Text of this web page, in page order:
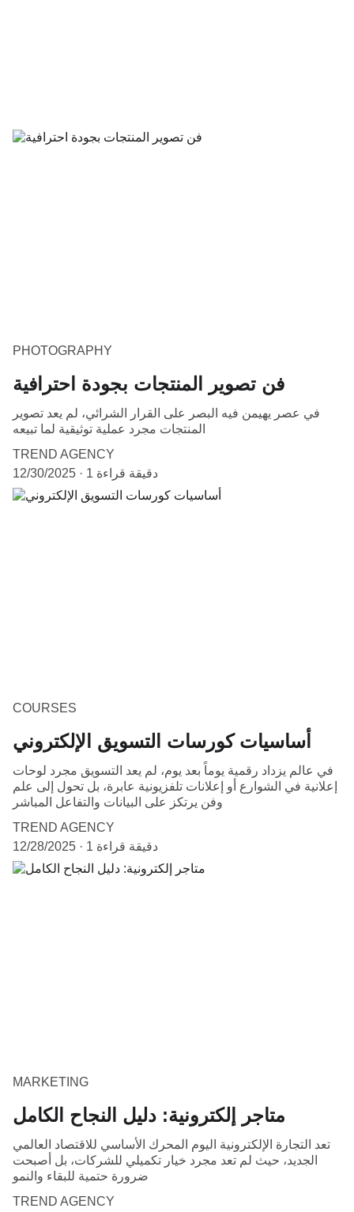
PHOTOGRAPHY
فن تصوير المنتجات بجودة احترافية
في عصر يهيمن فيه البصر على القرار الشرائي، لم يعد تصوير
المنتجات مجرد عملية توثيقية لما تبيعه
TREND AGENCY
12/30/2025
1 دقيقة قراءة
COURSES
أساسيات كورسات التسويق الإلكتروني
في عالم يزداد رقمية يوماً بعد يوم، لم يعد التسويق مجرد لوحات
إعلانية في الشوارع أو إعلانات تلفزيونية عابرة، بل تحول إلى علم
وفن يرتكز على البيانات والتفاعل المباشر
TREND AGENCY
12/28/2025
1 دقيقة قراءة
MARKETING
متاجر إلكترونية: دليل النجاح الكامل
تعد التجارة الإلكترونية اليوم المحرك الأساسي للاقتصاد العالمي
الجديد، حيث لم تعد مجرد خيار تكميلي للشركات، بل أصبحت
ضرورة حتمية للبقاء والنمو
TREND AGENCY